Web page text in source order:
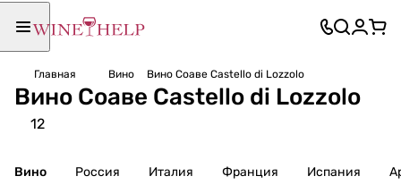
Главная Вино Вино Соаве Castello di Lozzolo
Вино Соаве Castello di Lozzolo
12
Вино Россия Италия Франция Испания